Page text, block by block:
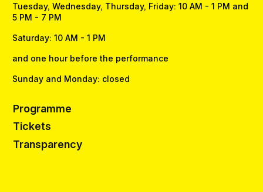
Tuesday, Wednesday, Thursday, Friday: 10 AM - 1 PM and
5 PM - 7 PM
Saturday: 10 AM - 1 PM
and one hour before the performance
Sunday and Monday: closed
Programme
Tickets
Transparency